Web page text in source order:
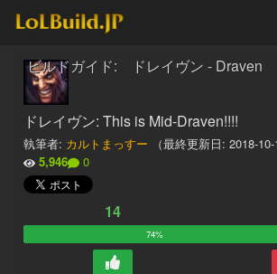
ビルドガイド: ドレイヴン - Draven
ドレイヴン: This is Mid-Draven!!!!
執筆者: カルトまっすー （最終更新日: 2018-
5,946
0
14
74%